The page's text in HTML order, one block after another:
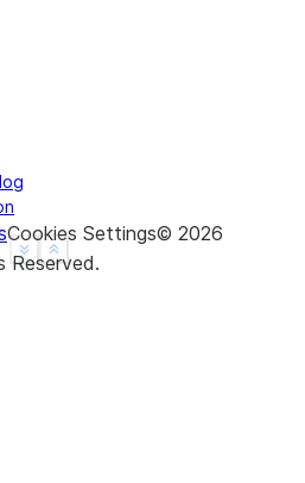
index
=False)
Show less
See more
Cookies Settings© 2026
Reserved.